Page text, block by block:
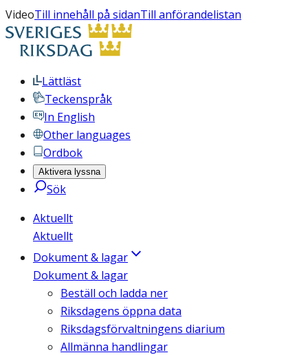
VideoTill innehåll på sidanTill anförandelistan
Lättläst
Teckenspråk
In English
Other languages
Ordbok
Aktivera lyssna
Sök
Aktuellt
Aktuellt
Dokument & lagar
Dokument & lagar
Beställ och ladda ner
Riksdagens öppna data
Riksdagsförvaltningens diarium
Allmänna handlingar